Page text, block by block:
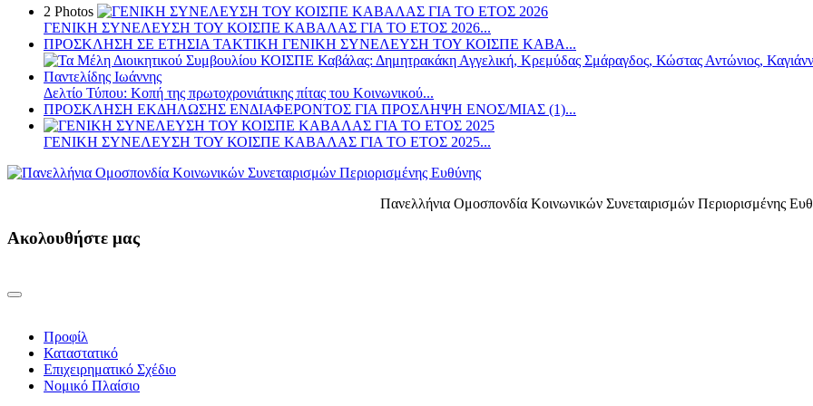
2 Photos
ΓΕΝΙΚΗ ΣΥΝΕΛΕΥΣΗ ΤΟΥ ΚΟΙΣΠΕ ΚΑΒΑΛΑΣ ΓΙΑ ΤΟ ΕΤΟΣ 2026...
ΠΡΟΣΚΛΗΣΗ ΣΕ ΕΤΗΣΙΑ TAKTIKH ΓΕΝΙΚΗ ΣΥΝΕΛΕΥΣΗ ΤΟΥ ΚΟΙΣΠΕ ΚΑΒΑ...
Δελτίο Τύπου: Κοπή της πρωτοχρονιάτικης πίτας του Κοινωνικού...
ΠΡΟΣΚΛΗΣΗ ΕΚΔΗΛΩΣΗΣ ΕΝΔΙΑΦΕΡΟΝΤΟΣ ΓΙΑ ΠΡΟΣΛΗΨΗ ΕΝOΣ/ΜΙΑΣ (1)...
ΓΕΝΙΚΗ ΣΥΝΕΛΕΥΣΗ ΤΟΥ ΚΟΙΣΠΕ ΚΑΒΑΛΑΣ ΓΙΑ ΤΟ ΕΤΟΣ 2025...
Πανελλήνια Ομοσπονδία Κοινωνικών Συνεταιρισμών Περιορισμένης
Ακολουθήστε μας
Προφίλ
Καταστατικό
Επιχειρηματικό Σχέδιο
Νομικό Πλαίσιο